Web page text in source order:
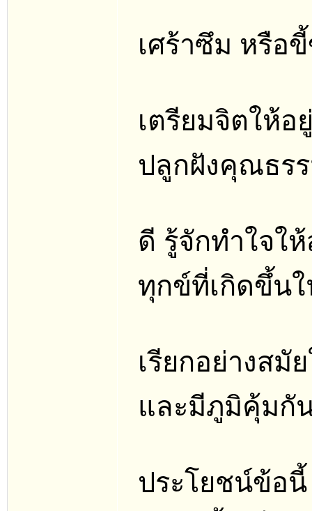
เศร้าซึม หรือ
เตรียมจิตให้อ
ปลูกฝังคุณธรร
ดี รู้จักทำใจใ
ทุกข์ที่เกิดขึ้นใ
เรียกอย่างส
และมีภูมิคุ้มกั
ประโยชน์ข้อ